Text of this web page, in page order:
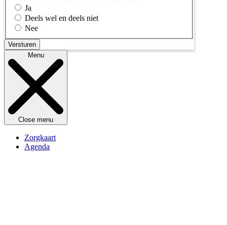
Ja
Deels wel en deels niet
Nee
Menu
Close menu
Zorgkaart
Agenda